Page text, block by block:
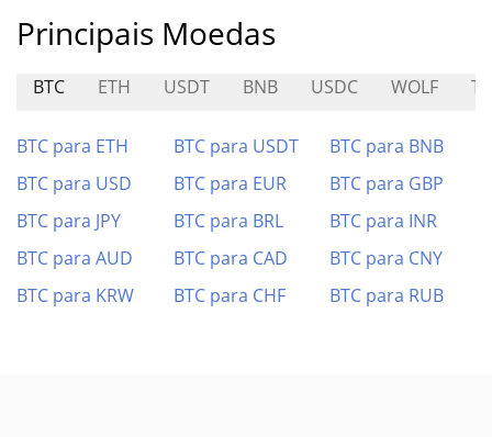
Principais Moedas
BTC ETH USDT BNB USDC WOLF
BTC para ETH BTC para USDT
BTC para BNB
BTC para USD
BTC para EUR
BTC para GBP
BTC para JPY
BTC para BRL
BTC para INR
BTC para AUD
BTC para CAD
BTC para CNY
BTC para KRW
BTC para CHF BTC para RUB